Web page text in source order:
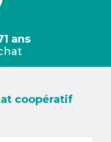
ans
coopératif